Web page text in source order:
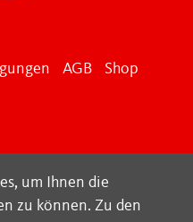
um Ihnen die
zu können. Zu den
AGB
Shop